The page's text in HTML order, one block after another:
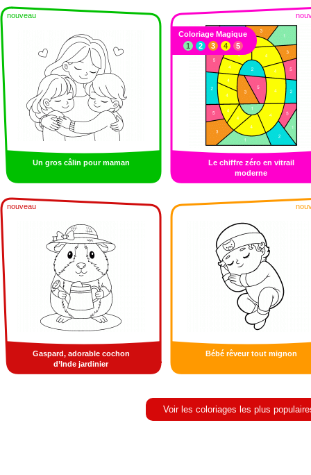
nouveau
Un gros câlin pour maman
Le chiffre zéro en vitrail
moderne
Coloriage Magique
1
2 3 4 5
nouveau
Gaspard, adorable cochon
d’Inde jardinier
Bébé rêveur tout mignon
Voir les coloriages les plus